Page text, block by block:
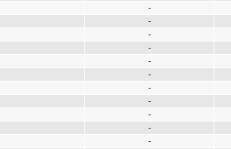
-
-
-
-
-
-
-
-
-
-
-